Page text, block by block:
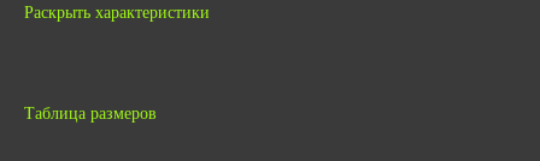
Подкладка
III
Раскрыть характеристики
Таблица размеров